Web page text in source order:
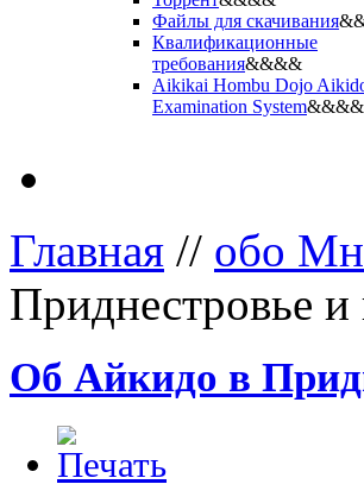
Файлы для скачивания
Квалификационные
требования&&&&
Aikikai Hombu Dojo
Examination System&&&&
Главная // обо
Приднестровье и
Об Айкидо в